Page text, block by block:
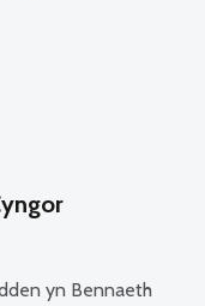
yn Bennaeth